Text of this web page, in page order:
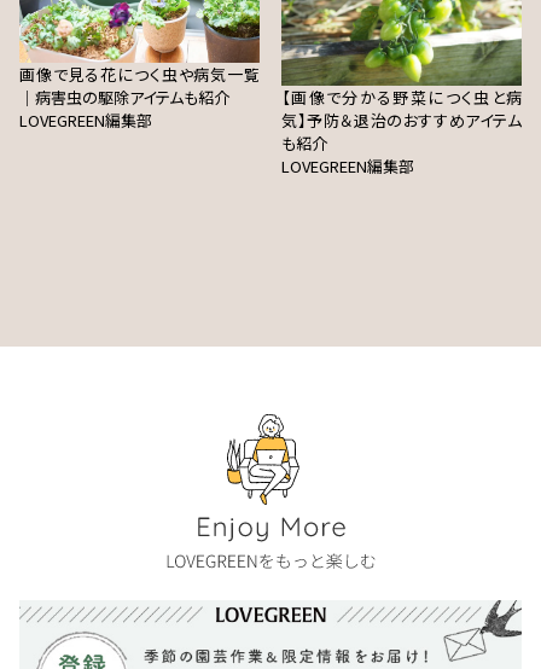
画像で見る花につく虫や病気一覧
｜病害虫の駆除アイテムも紹介
LOVEGREEN編集部
【画像で分かる野菜につく虫と病
気】予防＆退治のおすすめアイテム
も紹介
LOVEGREEN編集部